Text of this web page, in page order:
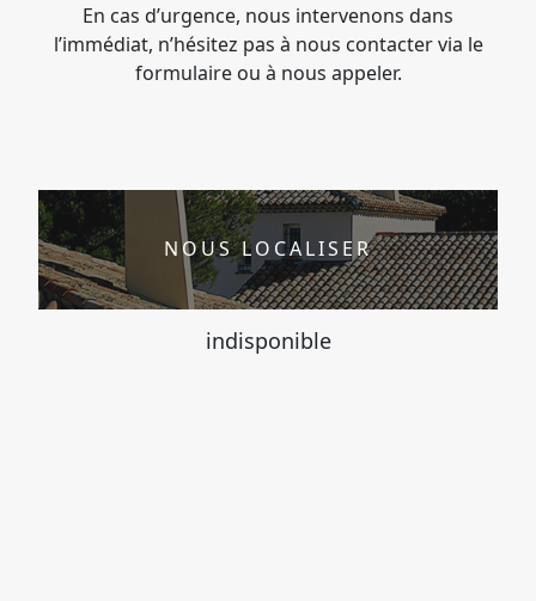
En cas d’urgence, nous intervenons dans
l’immédiat, n’hésitez pas à nous contacter via le
formulaire ou à nous appeler.
NOUS LOCALISER
indisponible